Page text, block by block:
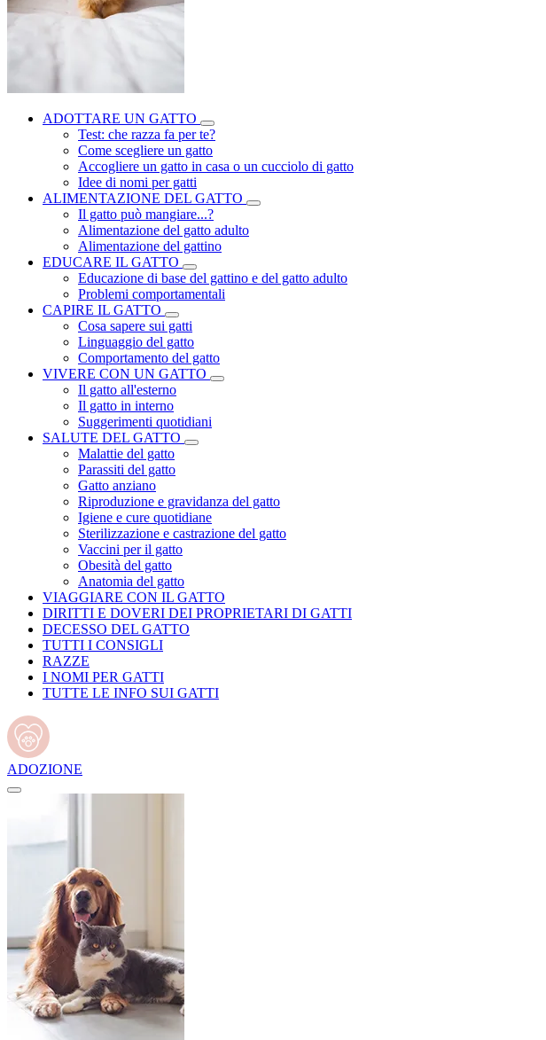
ADOTTARE UN GATTO
Test: che razza fa per te?
Come scegliere un gatto
Accogliere un gatto in casa o un cucciolo di gatto
Idee di nomi per gatti
ALIMENTAZIONE DEL GATTO
Il gatto può mangiare...?
Alimentazione del gatto adulto
Alimentazione del gattino
EDUCARE IL GATTO
Educazione di base del gattino e del gatto adulto
Problemi comportamentali
CAPIRE IL GATTO
Cosa sapere sui gatti
Linguaggio del gatto
Comportamento del gatto
VIVERE CON UN GATTO
Il gatto all'esterno
Il gatto in interno
Suggerimenti quotidiani
SALUTE DEL GATTO
Malattie del gatto
Parassiti del gatto
Gatto anziano
Riproduzione e gravidanza del gatto
Igiene e cure quotidiane
Sterilizzazione e castrazione del gatto
Vaccini per il gatto
Obesità del gatto
Anatomia del gatto
VIAGGIARE CON IL GATTO
DIRITTI E DOVERI DEI PROPRIETARI DI GATTI
DECESSO DEL GATTO
TUTTI I CONSIGLI
RAZZE
I NOMI PER GATTI
TUTTE LE INFO SUI GATTI
ADOZIONE